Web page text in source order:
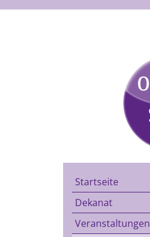
Startseite
Dekanat
Veranstaltungen